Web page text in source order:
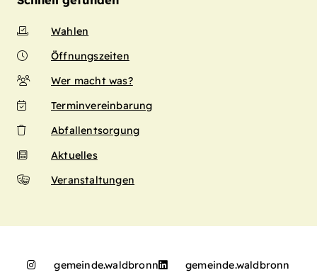
Wahlen
Öffnungszeiten
Wer macht was?
Terminvereinbarung
Abfallentsorgung
Aktuelles
Veranstaltungen
gemeinde.waldbronn gemeinde.waldbronn